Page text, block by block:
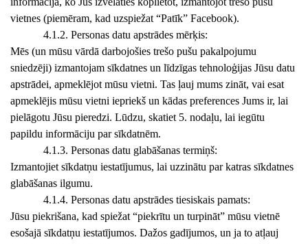
vietnes (piemēram, kad uzspiežat “Patīk” Facebook).
4.1.2. Personas datu apstrādes mērķis:
Mēs (un mūsu vārdā darbojošies trešo pušu pakalpojumu
sniedzēji) izmantojam sīkdatnes un līdzīgas tehnoloģijas Jūsu datu
apstrādei, apmeklējot mūsu vietni. Tas ļauj mums zināt, vai esat
apmeklējis mūsu vietni iepriekš un kādas preferences Jums ir, lai
pielāgotu Jūsu pieredzi. Lūdzu, skatiet 5. nodaļu, lai iegūtu
papildu informāciju par sīkdatnēm.
4.1.3. Personas datu glabāšanas termiņš:
Izmantojiet sīkdatņu iestatījumus, lai uzzinātu par katras sīkdatnes
glabāšanas ilgumu.
4.1.4. Personas datu apstrādes tiesiskais pamats:
Jūsu piekrišana, kad spiežat “piekrītu un turpināt” mūsu vietnē
esošajā sīkdatņu iestatījumos. Dažos gadījumos, un ja to atļauj